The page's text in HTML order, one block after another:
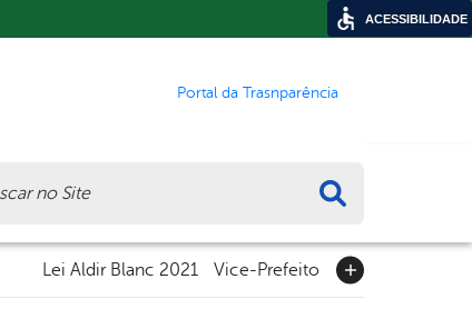
Portal da Trasnparência
Lei Aldir Blanc 2021 Vice-Prefeito
ACESSIBILIDADE